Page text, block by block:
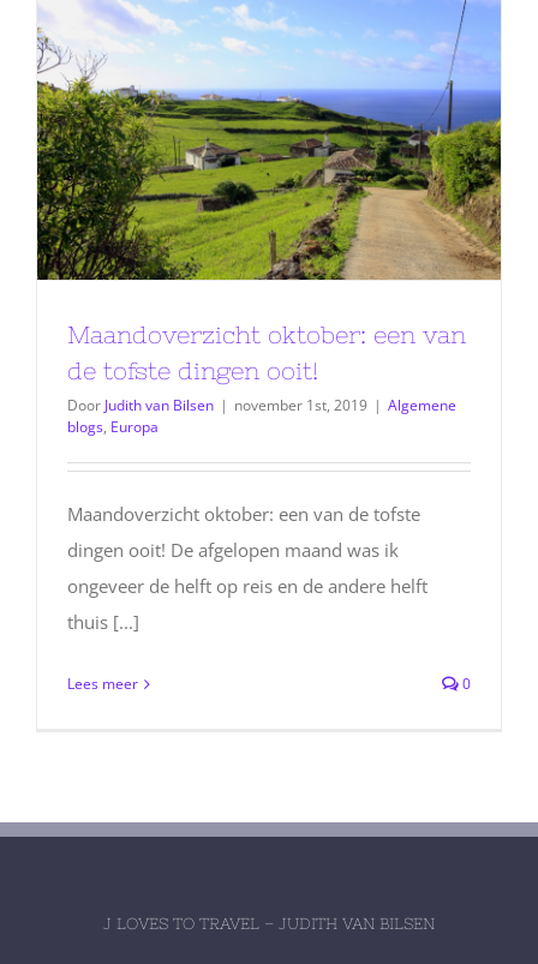
Maandoverzicht oktober: een van
de tofste dingen ooit!
Door Judith van Bilsen | november 1st, 2019 | Algemene
blogs, Europa
Maandoverzicht oktober: een van de tofste
dingen ooit! De afgelopen maand was ik
ongeveer de helft op reis en de andere helft
thuis [...]
Lees meer 0
J LOVES TO TRAVEL – JUDITH VAN BILSEN